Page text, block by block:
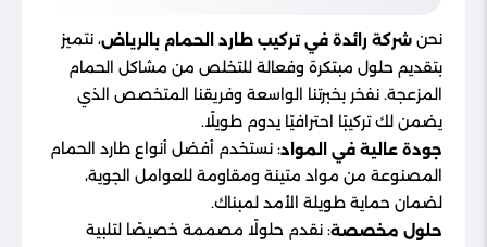
نحن شركة رائدة في تركيب طارد الحمام بالرياض، نتميز
بتقديم حلول مبتكرة وفعالة للتخلص من مشاكل الحمام
المزعجة. نفخر بخبرتنا الواسعة وفريقنا المتخصص الذي
يضمن لك تركيبًا احترافيًا يدوم طويلًا.
جودة عالية في المواد: نستخدم أفضل أنواع طارد الحمام
المصنوعة من مواد متينة ومقاومة للعوامل الجوية،
لضمان حماية طويلة الأمد لمبناك.
حلول مخصصة: نقدم حلولًا مصممة خصيصًا لتلبية